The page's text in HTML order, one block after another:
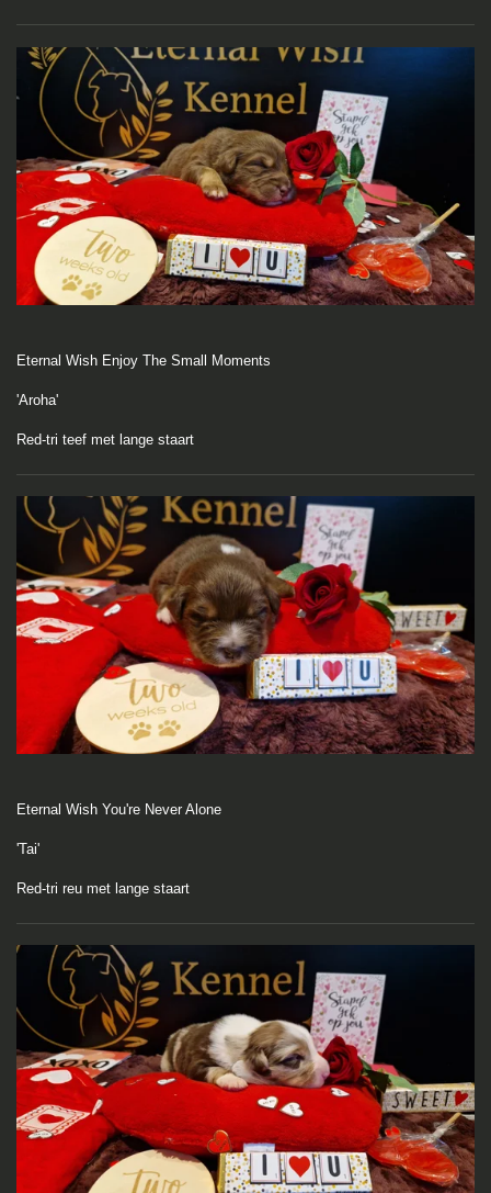
Eternal Wish Enjoy The Small Moments
'Aroha'
Red-tri teef met lange staart
Eternal Wish You're Never Alone
'Tai'
Red-tri reu met lange staart